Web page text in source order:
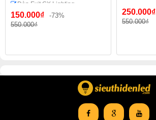
Đèn Exit GX Lighting
150.000₫
-73%
550.000₫
250.000₫
550.000₫